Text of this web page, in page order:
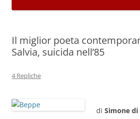
Il miglior poeta
Salvia, suicida nell’85
4 Repliche
di Simone di